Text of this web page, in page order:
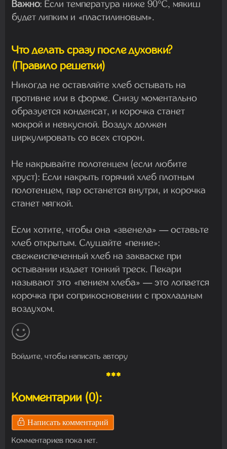
Важно: Если температура ниже 90°C, мякиш
будет липким и «пластилиновым».
Что делать сразу после духовки?
(Правило решетки)
Никогда не оставляйте хлеб остывать на
противне или в форме. Снизу моментально
образуется конденсат, и корочка станет
мокрой и невкусной. Воздух должен
циркулировать со всех сторон.
Не накрывайте полотенцем (если любите
хруст): Если накрыть горячий хлеб плотным
полотенцем, пар останется внутри, и корочка
станет мягкой.
Если хотите, чтобы она «звенела» — оставьте
хлеб открытым. Слушайте «пение»:
свежеиспеченный хлеб на закваске при
остывании издает тонкий треск. Пекари
называют это «пением хлеба» — это лопается
корочка при соприкосновении с прохладным
воздухом.
Войдите, чтобы написать автору
***
Комментарии (0):
Написать комментарий
Комментариев пока нет.